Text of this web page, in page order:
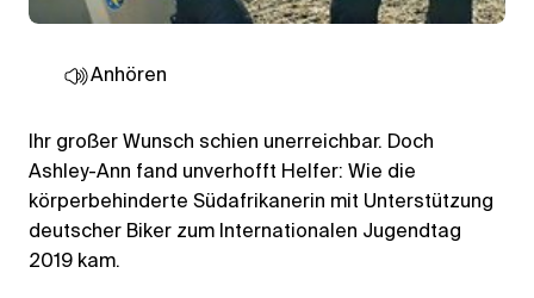
Anhören
Ihr großer Wunsch schien unerreichbar. Doch
Ashley-Ann fand unverhofft Helfer: Wie die
körperbehinderte Südafrikanerin mit Unterstützung
deutscher Biker zum Internationalen Jugendtag
2019 kam.